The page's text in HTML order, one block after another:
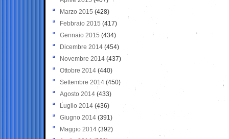
Marzo 2015 (428)
Febbraio 2015 (417)
Gennaio 2015 (434)
Dicembre 2014 (454)
Novembre 2014 (437)
Ottobre 2014 (440)
Settembre 2014 (450)
Agosto 2014 (433)
Luglio 2014 (436)
Giugno 2014 (391)
Maggio 2014 (392)